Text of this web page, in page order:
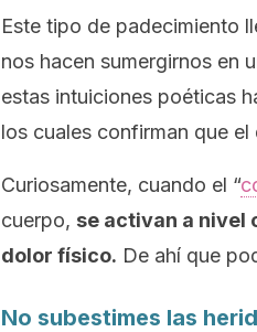
Este tipo de padecimiento
nos hacen sumergirnos en
estas intuiciones poéticas
los cuales confirman que
Curiosamente, cuando el “
cuerpo, se activan a nivel
dolor físico. De ahí que
No subestimes las